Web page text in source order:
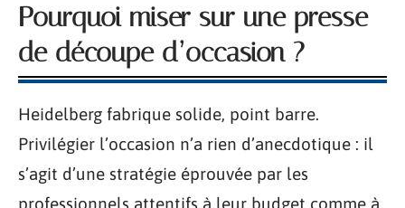
Pourquoi miser sur une presse
de découpe d’occasion ?
Heidelberg fabrique solide, point barre.
Privilégier l’occasion n’a rien d’anecdotique : il
s’agit d’une stratégie éprouvée par les
professionnels attentifs à leur budget comme à